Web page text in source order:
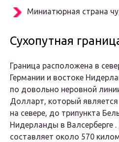
Миниатюрная страна
Сухопутная
Граница расположена в
Германии и востоке
по довольно неровной
Долларт, который
на севере, до трипункта
Нидерланды в Валсерберге
составляет около 570